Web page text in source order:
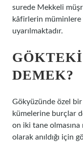
surede Mekkeli
kâfirlerin müminlere
uyarılmaktadır.
DEMEK?
Gökyüzünde özel bir
kümelerine burçlar
on iki tane
olarak anıldığı için